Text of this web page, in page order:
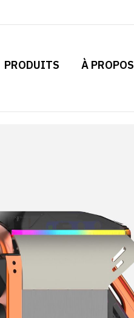
PRODUITS À PROPOS